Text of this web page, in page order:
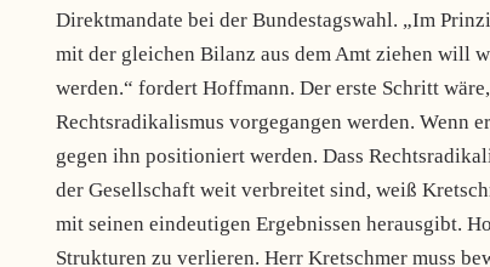
Direktmandate bei der Bundestagswahl. „Im
mit der gleichen Bilanz aus dem Amt ziehen will
werden.“ fordert Hoffmann. Der erste Schritt
Rechtsradikalismus vorgegangen werden. Wenn
gegen ihn positioniert werden. Dass
der Gesellschaft weit verbreitet sind, weiß
mit seinen eindeutigen Ergebnissen herausgibt.
Strukturen zu verlieren. Herr Kretschmer muss